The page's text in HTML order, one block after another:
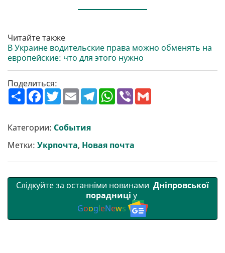
Читайте также
В Украине водительские права можно обменять на
европейские: что для этого нужно
Поделиться:
П
о
р
и
т
и
F
a
b
o
o
k
T
w
t
e
r
E
m
l
T
e
a
m
W
h
p
p
V
Категории: События
Метки: Укрпочта, Новая почта
Слідкуйте за останніми новинами Дніпровської
порадниці у
GoogleNews